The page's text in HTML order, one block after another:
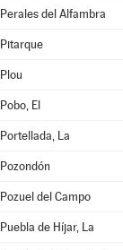
Perales del Alfambra
Pitarque
Plou
Pobo, El
Portellada, La
Pozondón
Pozuel del Campo
Puebla de Híjar, La